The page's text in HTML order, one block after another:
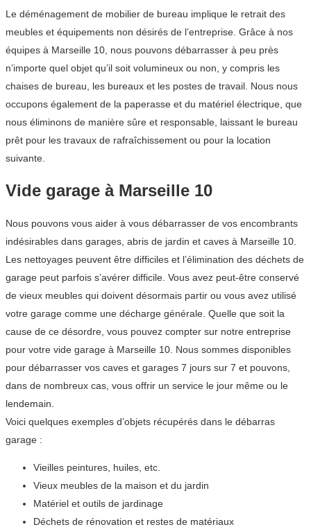
Le déménagement de mobilier de bureau implique le retrait des
meubles et équipements non désirés de l’entreprise. Grâce à nos
équipes à Marseille 10, nous pouvons débarrasser à peu près
n’importe quel objet qu’il soit volumineux ou non, y compris les
chaises de bureau, les bureaux et les postes de travail. Nous nous
occupons également de la paperasse et du matériel électrique, que
nous éliminons de manière sûre et responsable, laissant le bureau
prêt pour les travaux de rafraîchissement ou pour la location
suivante.
Vide garage à Marseille 10
Nous pouvons vous aider à vous débarrasser de vos encombrants
indésirables dans garages, abris de jardin et caves à Marseille 10.
Les nettoyages peuvent être difficiles et l’élimination des déchets de
garage peut parfois s’avérer difficile. Vous avez peut-être conservé
de vieux meubles qui doivent désormais partir ou vous avez utilisé
votre garage comme une décharge générale. Quelle que soit la
cause de ce désordre, vous pouvez compter sur notre entreprise
pour votre vide garage à Marseille 10. Nous sommes disponibles
pour débarrasser vos caves et garages 7 jours sur 7 et pouvons,
dans de nombreux cas, vous offrir un service le jour même ou le
lendemain.
Voici quelques exemples d’objets récupérés dans le débarras
garage :
Vieilles peintures, huiles, etc.
Vieux meubles de la maison et du jardin
Matériel et outils de jardinage
Déchets de rénovation et restes de matériaux